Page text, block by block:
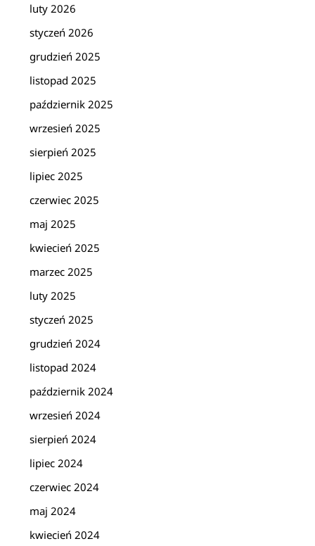
luty 2026
styczeń 2026
grudzień 2025
listopad 2025
październik 2025
wrzesień 2025
sierpień 2025
lipiec 2025
czerwiec 2025
maj 2025
kwiecień 2025
marzec 2025
luty 2025
styczeń 2025
grudzień 2024
listopad 2024
październik 2024
wrzesień 2024
sierpień 2024
lipiec 2024
czerwiec 2024
maj 2024
kwiecień 2024